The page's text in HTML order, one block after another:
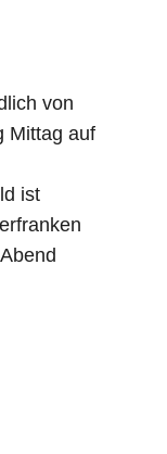
von
Mittag auf
ist